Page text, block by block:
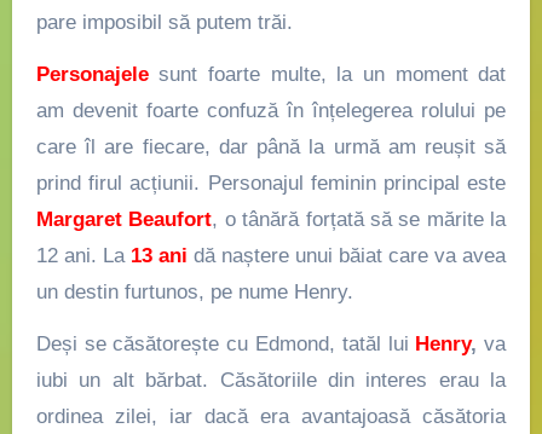
pare imposibil să putem trăi.
Personajelesunt foarte multe, la un moment dat
am devenit foarte confuză în înțelegerea rolului pe
care îl are fiecare, dar până la urmă am reușit să
prind firul acțiunii. Personajul feminin principal este
Margaret Beaufort, o tânără forțată să se mărite la
12 ani. La 13 ani dă naștere unui băiat care va avea
un destin furtunos, pe nume Henry.
Deși se căsătorește cu Edmond, tatăl lui Henry, va
iubi un alt bărbat. Căsătoriile din interes erau la
ordinea zilei, iar dacă era avantajoasă căsătoria